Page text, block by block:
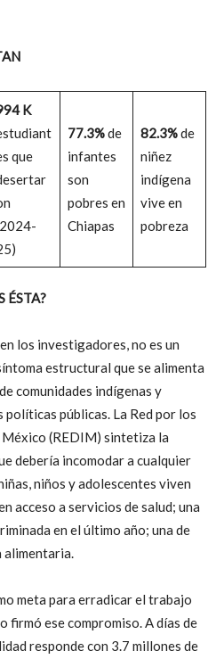
K
que
77.3%de
infantes
son
pobres en
Chiapas
82.3%de
niñez
indígena
vive en
pobreza
ÉSTA?
los investigadores, no es un
estructural que se alimenta
comunidades indígenas y
políticas públicas. La Red por los
(REDIM) sintetiza la
debería incomodar a cualquier
niños y adolescentes viven
acceso a servicios de salud; una
en el último año; una de
alimentaria.
meta para erradicar el trabajo
firmó ese compromiso. A días de
responde con 3.7 millones de